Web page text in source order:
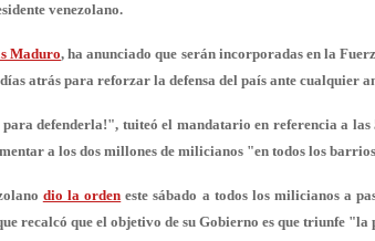
venezolano.
Maduro, ha anunciado que serán incorporadas en la
días atrás para reforzar la defensa del país ante cualquier
para defenderla!", tuiteó el mandatario en referencia a
a los dos millones de milicianos "en todos los
dio la orden este sábado a todos los milicianos a
recalcó que el objetivo de su Gobierno es que triunfe